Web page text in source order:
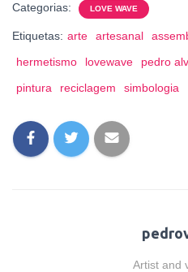
Categorias: LOVE WAVE
Etiquetas: arte artesanal
hermetismo
lovewave pedro
pintura
reciclagem simbologia
Artist and